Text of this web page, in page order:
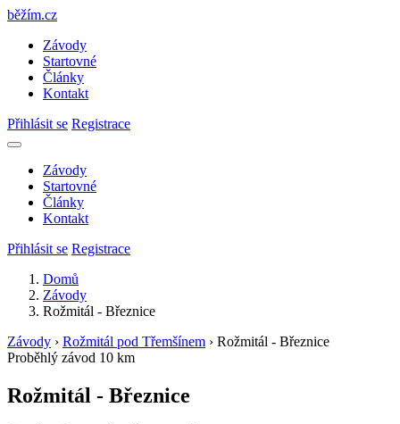
běžím.cz
Závody
Startovné
Články
Kontakt
Přihlásit se Registrace
Závody
Startovné
Články
Kontakt
Přihlásit se Registrace
Domů
Závody
Rožmitál - Březnice
Závody › Rožmitál pod Třemšínem › Rožmitál - Březnice
Proběhlý závod 10 km
Rožmitál - Březnice